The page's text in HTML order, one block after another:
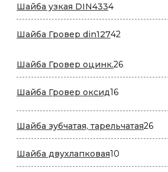
Шайба узкая DIN43344
товара
Шайба Гровер din12742
Шайба Гровер оцинк.2626
товаров
Шайба Гровер оксид1616
Шайба зубчатая, тарельчатая2626
Шайба двухлапковая10
товаров